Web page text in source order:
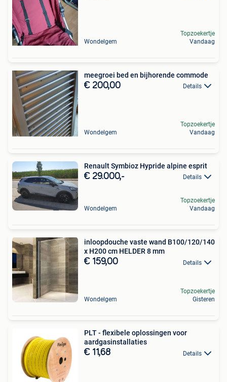
Wondelgem
Topzoekertje
Vandaag
meegroei bed en bijhorende commode
€ 200,00 Details
Wondelgem
Topzoekertje
Vandaag
Renault Symbioz Hypride alpine esprit
€ 29.000,- Details
Wondelgem
Topzoekertje
Vandaag
inloopdouche vaste wand B100/120/140
x H200 cm HELDER 8 mm
€ 159,00 Details
Wondelgem
Topzoekertje
Gisteren
PLT - flexibele oplossingen voor
aardgasinstallaties
€ 11,68 Details